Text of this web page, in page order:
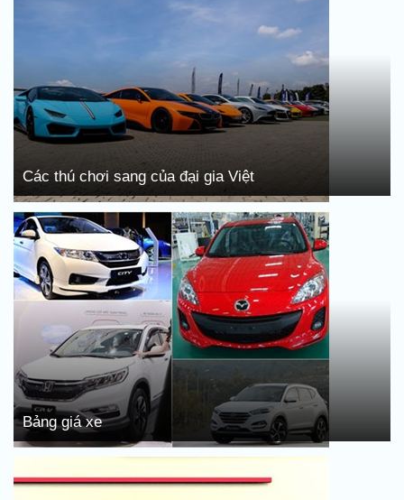
Các thú chơi sang của đại gia Việt
Bảng giá xe